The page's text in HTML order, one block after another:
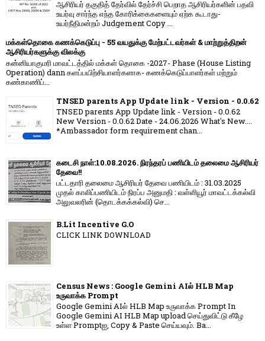
ஆசிரியர் தகுதித் தேர்வில் தேர்ச்சி பெறாத ஆசிரியர்களின் பதவி
உயர்வு சார்ந்த எந்த கோரிக்கைகளையும் ஏற்க கூடாது-
உயர்நீதிமன்றம் Judgement Copy ...
மக்கள்தொகை கணக்கெடுப்பு - 55 வயதுக்கு மேற்பட்டவர்கள் & மாற்றுத்திறன்
ஆசிரியர்களுக்கு விலக்கு
கன்னியாகுமரி மாவட்டத்தில் மக்கள் தொகை -2027- Phase (House Listing
Operation) dann களப்பயிற்சியாளர்களாக- கணக்கெடுப்பாளர்கள் மற்றும்
கண்காணிப்...
TNSED parents App Update link - Version - 0.0.62
TNSED parents App Update link - Version - 0.0.62
New Version - 0.0.62 Date - 24.06.2026 What's New....
*Ambassador form requirement chan...
கடைசி நாள்:10.08.2026. நிரந்தரப் பணியிடம் தலைமை ஆசிரியர்
தேவை!!
பட்டதாரி தலைமை ஆசிரியர் தேவை பணியிடம் : 31.03.2025
முதல் காலிப்பணியிடம் நிரப்ப அனுமதி : வள்ளியூர் மாவட்டக்கல்வி
அலுவலரின் (தொடக்கக்கல்வி) செ...
B.Lit Incentive G.O
CLICK LINK DOWNLOAD
Census News : Google Gemini AIல் HLB Map
உருவாக்க Prompt
Google Gemini AIல் HLB Map உருவாக்க Prompt In
Google Gemini AI HLB Map upload செய்துவிட்டு கீழே
உள்ள Promptஐ, Copy & Paste செய்யவும். Ba...